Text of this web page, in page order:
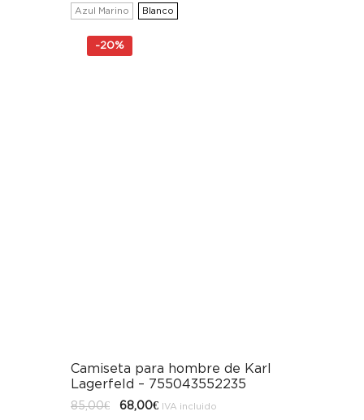
original
era:
actual
es:
Azul Marino Blanco
-20%
Camiseta para hombre de Karl
Lagerfeld – 755043552235
85,00€
El68,00€ElIVA incluido